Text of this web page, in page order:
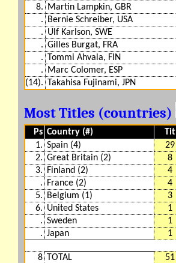
8.
Martin Lampkin, GBR
.
Bernie Schreiber, USA
. Ulf Karlson, SWE
. Gilles Burgat, FRA
. Tommi Ahvala, FIN
.
Marc Colomer, ESP
(14). Takahisa Fujinami, JPN
Most Titles (countries)
Ps Country (#)
Tit
1. Spain (4)
29
2. Great Britain (2)
8
3.
Finland (2)
4
.
France (2)
4
5.
Belgium (1)
3
6. United States
1
. Sweden
1
. Japan 1
8 TOTAL 51